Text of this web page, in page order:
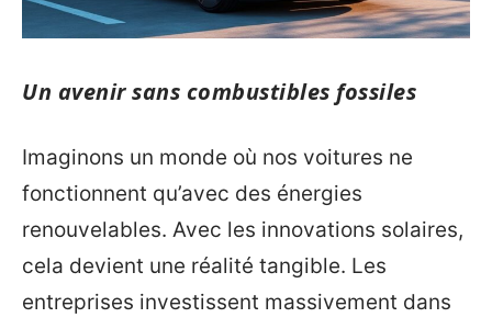
Un avenir sans combustibles fossiles
Imaginons un monde où nos voitures ne
fonctionnent qu’avec des énergies
renouvelables. Avec les innovations solaires,
cela devient une réalité tangible. Les
entreprises investissent massivement dans